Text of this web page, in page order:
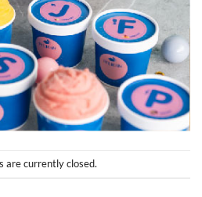
are currently closed.